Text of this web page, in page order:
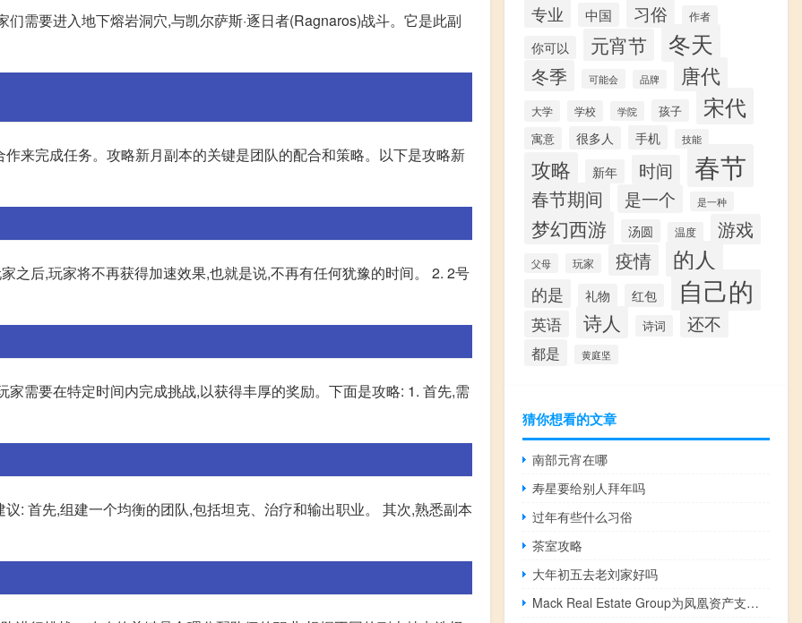
需要进入地下熔岩洞穴,与凯尔萨斯·逐日者(Ragnaros)战斗。它是此副
来完成任务。攻略新月副本的关键是团队的配合和策略。以下是攻略新
之后,玩家将不再获得加速效果,也就是说,不再有任何犹豫的时间。 2. 2号
需要在特定时间内完成挑战,以获得丰厚的奖励。下面是攻略: 1. 首先,需
: 首先,组建一个均衡的团队,包括坦克、治疗和输出职业。 其次,熟悉副本
专业 中国 习俗 作者
你可以 元宵节 冬天
冬季 可能会 品牌 唐代
大学 学校 学院 孩子 宋代
寓意 很多人 手机 技能
攻略 新年 时间 春节
春节期间 是一个 是一种
梦幻西游 汤圆 温度 游戏
父母 玩家 疫情 的人
的是 礼物 红包 自己的
英语 诗人 诗词 还不
都是 黄庭坚
猜你想看的文章
南部元宵在哪
寿星要给别人拜年吗
过年有些什么习俗
茶室攻略
大年初五去老刘家好吗
Mack Real Estate Group为凤凰资产支付59万美元